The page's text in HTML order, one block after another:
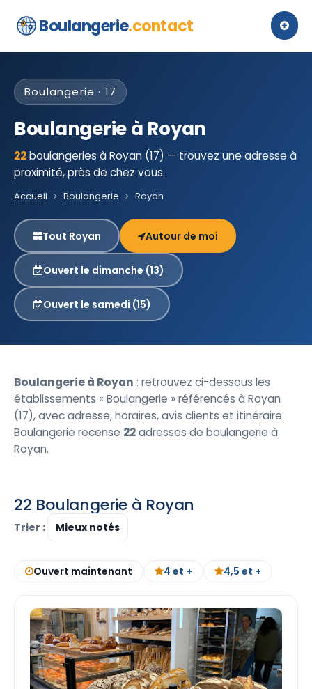
Boulangerie.contact
Boulangerie · 17
Boulangerie à Royan
22boulangeries à Royan (17) — trouvez une adresse à
proximité, près de chez vous.
Accueil Boulangerie Royan
Tout Royan Autour de moi
Ouvert le dimanche (13)
Ouvert le samedi (15)
Boulangerie à Royan : retrouvez ci-dessous les
établissements « Boulangerie » référencés à Royan
(17), avec adresse, horaires, avis clients et itinéraire.
Boulangerie recense 22adresses de boulangerie à
Royan.
22 Boulangerie à Royan
Trier :
Ouvert maintenant 4 et + 4,5 et +